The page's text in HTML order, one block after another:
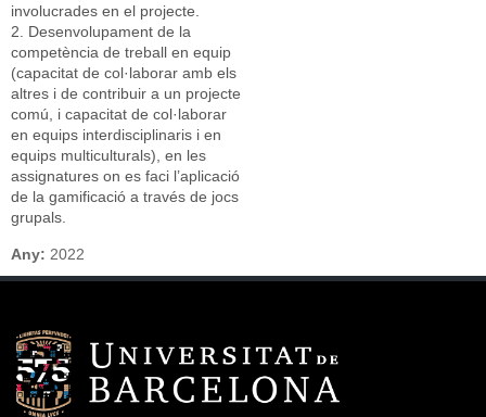
involucrades en el projecte.
2. Desenvolupament de la
competència de treball en equip
(capacitat de col·laborar amb els
altres i de contribuir a un projecte
comú, i capacitat de col·laborar
en equips interdisciplinaris i en
equips multiculturals), en les
assignatures on es faci l’aplicació
de la gamificació a través de jocs
grupals.
Any: 2022